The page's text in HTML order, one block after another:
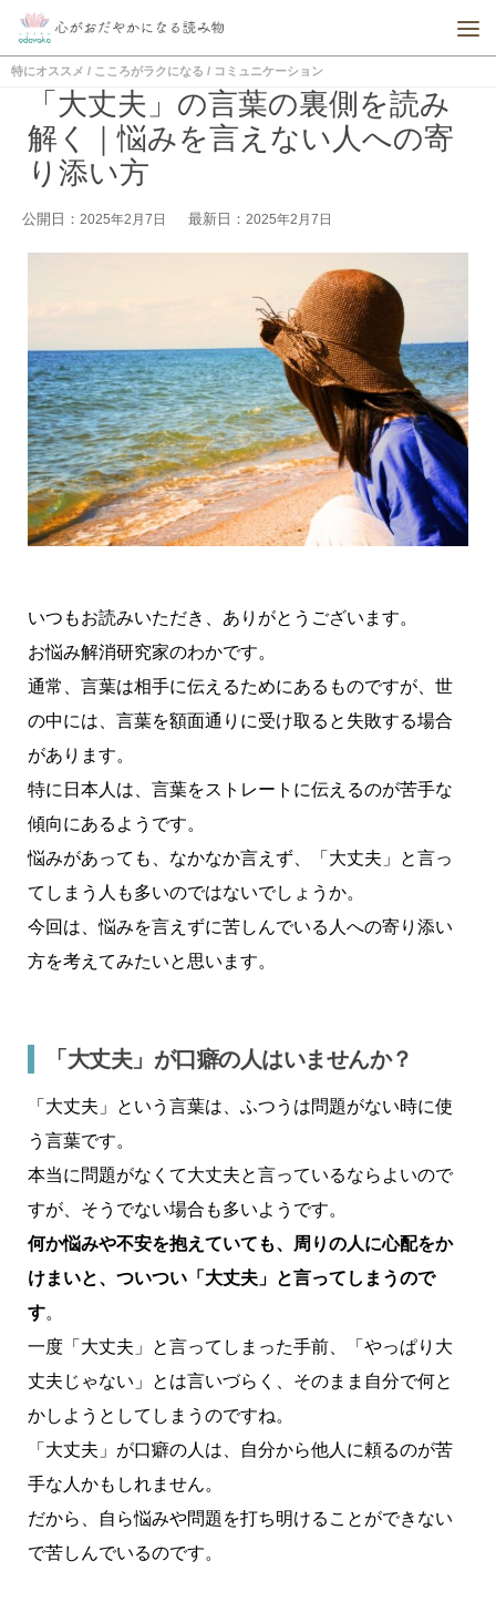
特にオススメ / こころがラクになる / コミュニケーション
「大丈夫」の言葉の裏側を読み
解く｜悩みを言えない人への寄
り添い方
公開日： 2025年2月7日 最新日： 2025年2月7日
いつもお読みいただき、ありがとうございます。
お悩み解消研究家のわかです。
通常、言葉は相手に伝えるためにあるものですが、世
の中には、言葉を額面通りに受け取ると失敗する場合
があります。
特に日本人は、言葉をストレートに伝えるのが苦手な
傾向にあるようです。
悩みがあっても、なかなか言えず、「大丈夫」と言っ
てしまう人も多いのではないでしょうか。
今回は、悩みを言えずに苦しんでいる人への寄り添い
方を考えてみたいと思います。
「大丈夫」が口癖の人はいませんか？
「大丈夫」という言葉は、ふつうは問題がない時に使
う言葉です。
本当に問題がなくて大丈夫と言っているならよいので
すが、そうでない場合も多いようです。
何か悩みや不安を抱えていても、周りの人に心配をか
けまいと、ついつい「大丈夫」と言ってしまうので
す。
一度「大丈夫」と言ってしまった手前、「やっぱり大
丈夫じゃない」とは言いづらく、そのまま自分で何と
かしようとしてしまうのですね。
「大丈夫」が口癖の人は、自分から他人に頼るのが苦
手な人かもしれません。
だから、自ら悩みや問題を打ち明けることができない
で苦しんでいるのです。